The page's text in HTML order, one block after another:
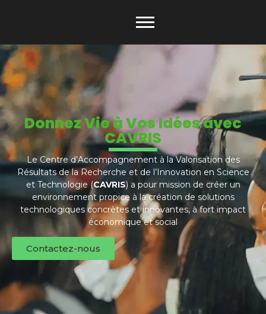
Donnez Vie à Vos Idées avec
CAVRIS
Le Centre d’Accompagnement à la Valorisation des
Résultats de la Recherche et de l’Innovation en Science
et Technologie (CAVRIS) a pour mission de créer un
environnement propice à la création de solutions
technologiques concrètes et innovantes, à fort impact
économique et social
Contactez-nous